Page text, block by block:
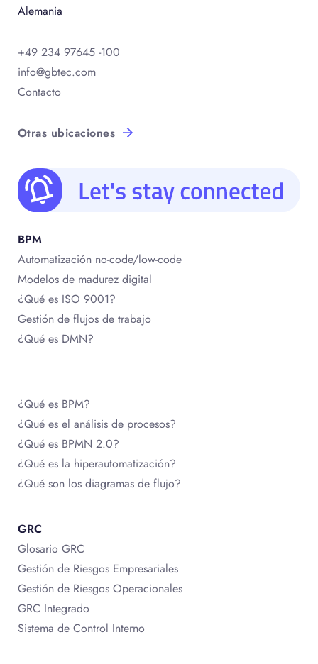
Alemania
+49 234 97645 -100
info@gbtec.com
Contacto
Otras ubicaciones
BPM
Automatización no-code/low-code
Modelos de madurez digital
¿Qué es ISO 9001?
Gestión de flujos de trabajo
¿Qué es DMN?
¿Qué es BPM?
¿Qué es el análisis de procesos?
¿Qué es BPMN 2.0?
¿Qué es la hiperautomatización?
¿Qué son los diagramas de flujo?
GRC
Glosario GRC
Gestión de Riesgos Empresariales
Gestión de Riesgos Operacionales
GRC Integrado
Sistema de Control Interno